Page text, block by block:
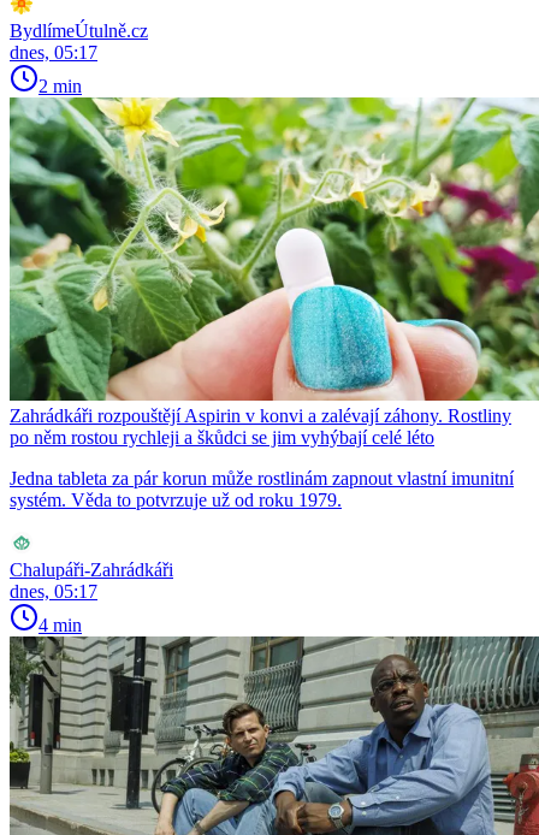
BydlímeÚtulně.cz
dnes, 05:17
2 min
Zahrádkáři rozpouštějí Aspirin v konvi a zalévají záhony. Rostliny
po něm rostou rychleji a škůdci se jim vyhýbají celé léto
Jedna tableta za pár korun může rostlinám zapnout vlastní imunitní
systém. Věda to potvrzuje už od roku 1979.
Chalupáři-Zahrádkáři
dnes, 05:17
4 min